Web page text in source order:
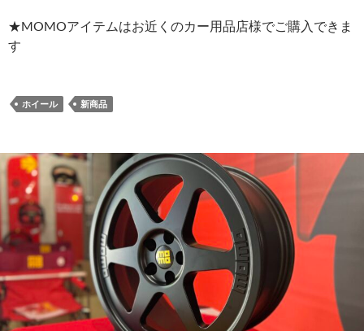
★MOMOアイテムはお近くのカー用品店様でご購入できま
す
ホイール 新商品